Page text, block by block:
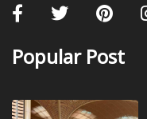
Popular Post